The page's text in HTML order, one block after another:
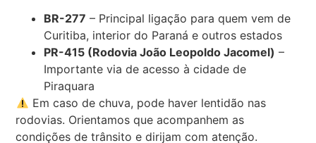
BR-277 – Principal ligação para quem vem de
Curitiba, interior do Paraná e outros estados
PR-415 (Rodovia João Leopoldo Jacomel) –
Importante via de acesso à cidade de
Piraquara
Em caso de chuva, pode haver lentidão nas
rodovias. Orientamos que acompanhem as
condições de trânsito e dirijam com atenção.